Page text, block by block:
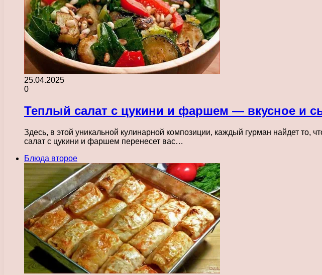
25.04.2025
0
Теплый салат с цукини и фаршем — вкусное и
Здесь, в этой уникальной кулинарной композиции, каждый гурман найдет то,
салат с цукини и фаршем перенесет вас…
Блюда второе